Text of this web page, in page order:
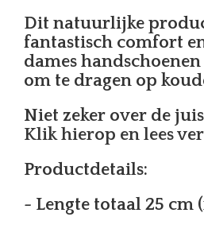
Dit natuurlijke
fantastisch comfort
dames
om te dragen op
Niet zeker over de
Klik hierop en lees
Productdetails:
- Lengte totaal 25 cm